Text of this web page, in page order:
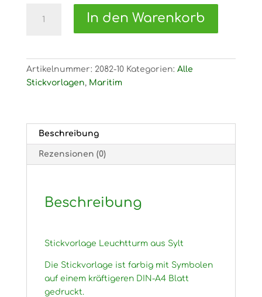
Stickvorlage
In den Warenkorb
Artikelnummer: 2082-10 Kategorien: Alle
Stickvorlagen, Maritim
Beschreibung
Rezensionen (0)
Beschreibung
Stickvorlage Leuchtturm aus Sylt
Die Stickvorlage ist farbig mit Symbolen
auf einem kräftigeren DIN-A4 Blatt
gedruckt.